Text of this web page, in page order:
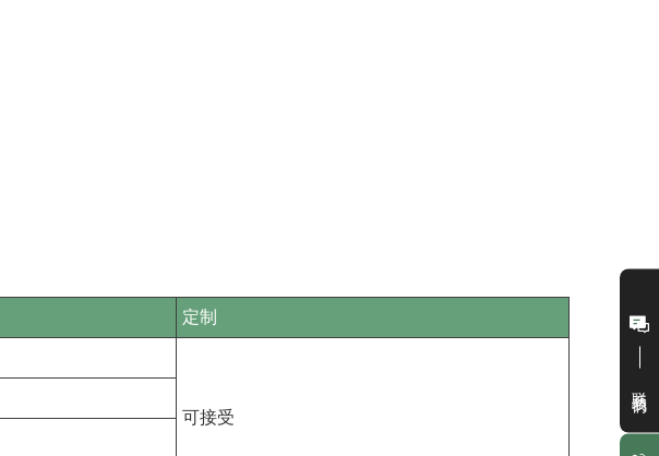
定制
可接受